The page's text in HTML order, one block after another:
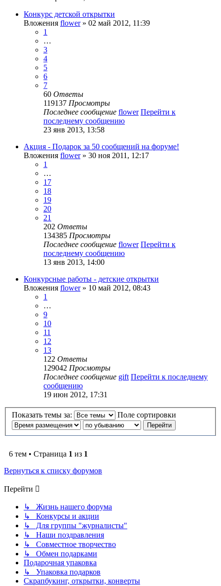
Конкурс детской открытки
Вложения flower» 02 май 2012, 11:39
1
…
3
4
5
6
7
60 Ответы
119137 Просмотры
Последнее сообщение flower Перейти к
последнему сообщению
23 янв 2013, 13:58
Акция - Подарок за 50 сообщений на форуме!
Вложения flower» 30 ноя 2011, 12:17
1
…
17
18
19
20
21
202 Ответы
134385 Просмотры
Последнее сообщение flower Перейти к
последнему сообщению
13 янв 2013, 14:00
Конкурсные работы - детские открытки
Вложения flower» 10 май 2012, 08:43
1
…
9
10
11
12
13
122 Ответы
129042 Просмотры
Последнее сообщение gift Перейти к последнему
сообщению
19 июн 2012, 17:31
Показать темы за: Поле сортировки
6 тем • Страница 1 из 1
Вернуться к списку форумов
Перейти
↳ Жизнь нашего форума
↳ Конкурсы и акции
↳ Для группы "журналисты"
↳ Наши поздравления
↳ Совместное творчество
↳ Обмен подарками
Подарочная упаковка
↳ Упаковка подарков
Скрапбукинг, открытки, конверты